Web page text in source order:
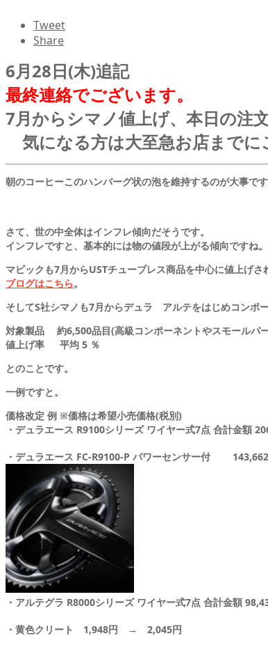
Tweet
Share
6月28日(木)追記
最終連絡でございます。
7月からシマノ値上げ、本日の注
気になる方は大至急お店までに
朝のコーヒーこのハンバーグ状の泡を維持するのが大事です
さて、世の中全体はインフレ傾向だそうです。
インフレですと、基本的には物の値段が上がる傾向ですね。
マビックも7月からUSTチューブレス商品を中心に値上げさ
ブログはこちら。
そしてS社シマノも7月からデュラ アルテをはじめコンポ
対象製品 約6,500品目(高級コンポーネントやスモールパ
値上げ率 平均 5 ％
とのことです。
一例ですと。
価格改定 例 ※価格は希望小売価格(税別)
・デュラエース R9100シリーズ ワイヤー式7点 合計金額
・デュラエース FC-R9100-P パワーセンサー付
・アルテグラ R8000シリーズ ワイヤー式7点 合計金額
・黄色クリート 1,948円 → 2,045円